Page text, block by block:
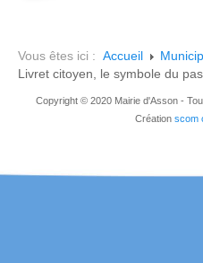
Vous êtes ici : Accueil
Livret citoyen, le symbole du
Copyright © 2020 Mairie d'Asson -
Création scom